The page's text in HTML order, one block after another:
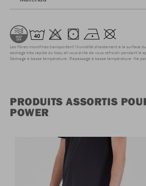
Les fibres microfines transportent l'humidité directement à la surface
séchage très rapide du tissu et vous évite de vous refroidir pendant le
Séchage à basse température Repassage à basse température Ne
PRODUITS ASSORTIS
POWER